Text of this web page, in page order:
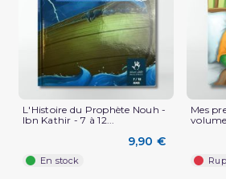
L'Histoire du Prophète Nouh -
Ibn Kathir - 7 à 12...
9,90 €
En stock
Mes